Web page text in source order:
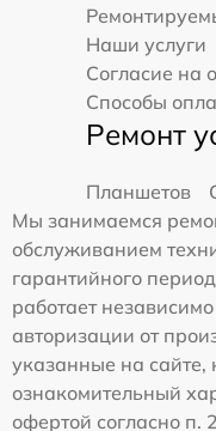
Наши услуги
Согласие на
Способы
Ремонт
Планшетов
Мы занимаемся
обслуживанием
гарантийного
работает
авторизации от
указанные на сайте,
ознакомительный
офертой согласно п.